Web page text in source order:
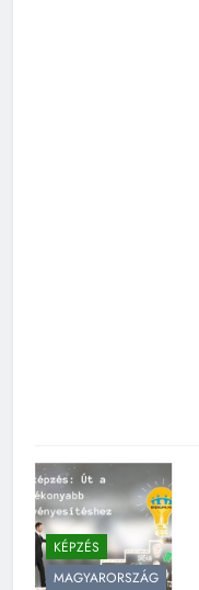
KÉPZÉS
MAGYARORSZÁG